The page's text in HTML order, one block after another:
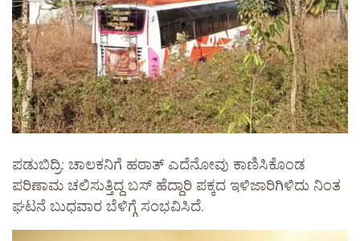
ಪಡುಬಿದ್ರಿ: ಚಾಲಕನಿಗೆ ಹಠಾತ್ ಎದೆನೋವು ಕಾಣಿಸಿಕೊಂಡ
ಪರಿಣಾಮ ಚಲಿಸುತ್ತಿದ್ದ ಬಸ್ ಹೆದ್ದಾರಿ ಪಕ್ಕದ ಇಳಿಜಾರಿಗಿಳಿದು ನಿಂತ
ಘಟನೆ ಬುಧವಾರ ಬೆಳಿಗ್ಗೆ ಸಂಭವಿಸಿದೆ.